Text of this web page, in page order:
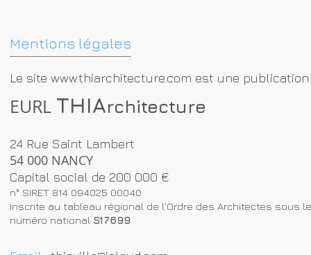
Mentions légales
Le site www.thiarchitecture.com est une
EURL THIArchitecture
24 Rue Saint Lambert
54 000 NANCY
Capital social de 200 000 €
n° SIRET 814 094025 00040
Inscrite au tableau régional de l'Ordre des Architectes sous le
numéro national S17699